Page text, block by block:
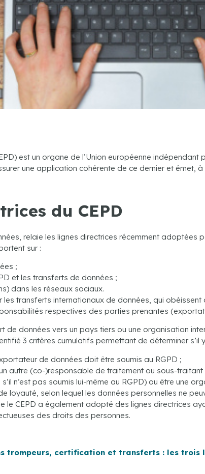
est un organe de l’Union européenne
une application cohérente de ce dernier et émet,
du CEPD
relaie les lignes directrices récemment adoptées
sur :
;
et les transferts de données ;
dans les réseaux sociaux.
transferts internationaux de données, qui
respectives des parties prenantes
données vers un pays tiers ou une organisation
3 critères cumulatifs permettant de déterminer s’il
de données doit être soumis au RGPD ;
autre (co-)responsable de traitement ou sous-
n’est pas soumis lui-même au RGPD) ou être une
loyauté, selon lequel les données personnelles ne
le CEPD a également adopté des lignes directrices
des droits des personnes.
trompeurs, certification et transferts : les trois